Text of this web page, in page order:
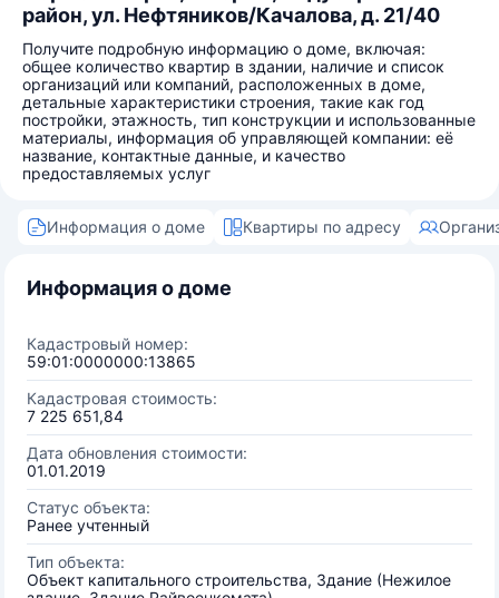
район, ул. Нефтяников/Качалова, д. 21/40
Получите подробную информацию о доме, включая:
общее количество квартир в здании, наличие и список
организаций или компаний, расположенных в доме,
детальные характеристики строения, такие как год
постройки, этажность, тип конструкции и использованные
материалы, информация об управляющей компании: её
название, контактные данные, и качество
предоставляемых услуг
Информация о доме Квартиры по адресу
Информация о доме
Кадастровый номер:
59:01:0000000:13865
Кадастровая стоимость:
7 225 651,84
Дата обновления стоимости:
01.01.2019
Статус объекта:
Ранее учтенный
Тип объекта:
Объект капитального строительства, Здание (Нежилое